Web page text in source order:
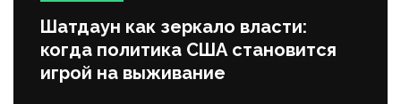
Шатдаун как зеркало власти:
когда политика США становится
игрой на выживание